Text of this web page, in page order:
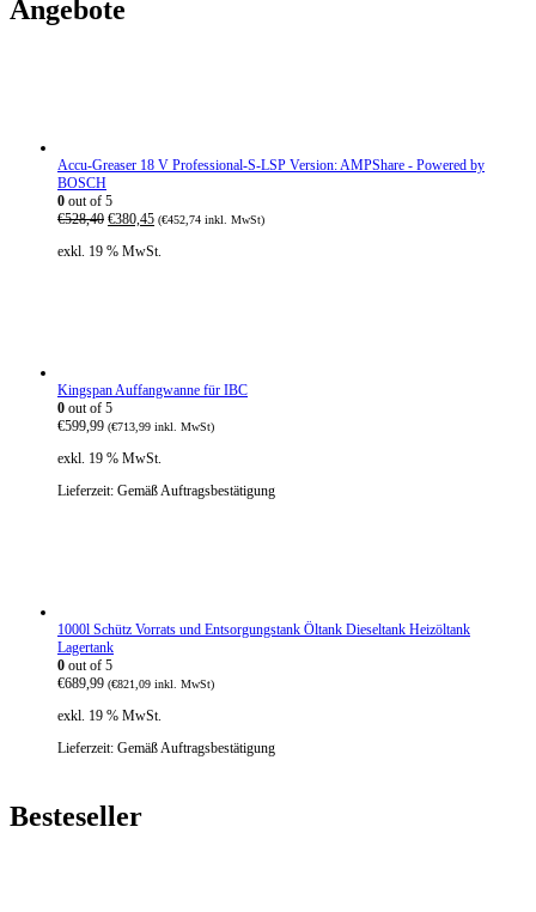
Angebote
Accu-Greaser 18 V Professional-S-LSP Version: AMPShare - Powered by
BOSCH
0 out of 5
€528,40 U
s
c
h
e
r
r
€
5
2
8
4
€380,45A
t
r
i
s
s
4
(€452,74 inkl. MwSt)
exkl. 19 % MwSt.
Kingspan Auffangwanne für IBC
0 out of 5
€599,99 (€713,99 inkl. MwSt)
exkl. 19 % MwSt.
Lieferzeit: Gemäß Auftragsbestätigung
1000l Schütz Vorrats und Entsorgungstank Öltank Dieseltank Heizöltank
Lagertank
0 out of 5
€689,99 (€821,09 inkl. MwSt)
exkl. 19 % MwSt.
Lieferzeit: Gemäß Auftragsbestätigung
Besteseller